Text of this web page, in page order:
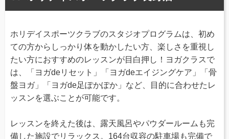
ホリデイスポーツクラブのスタジオプログラムは、初め
ての方からしっかり体を動かしたい方、楽しさを重視し
たい方におすすめのレッスンが目白押し！ヨガクラスで
は、「ヨガdeリセット」「ヨガdeエイジングケア」「骨
盤ヨガ」「ヨガde足ぽかぽか」など、目的に合わせたレ
ッスンを選ぶことが可能です。
レッスンを終えた後は、露天風呂やパウダールームも完
備した施設でリラックス。164台収容の駐車場も完備で